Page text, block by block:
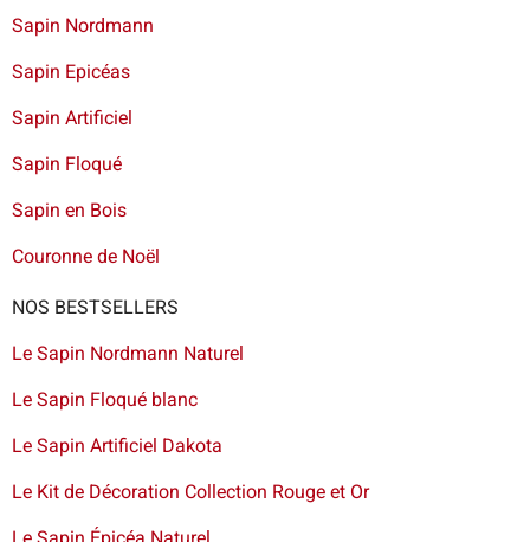
Sapin Nordmann
Sapin Epicéas
Sapin Artificiel
Sapin Floqué
Sapin en Bois
Couronne de Noël
NOS BESTSELLERS
Le Sapin Nordmann Naturel
Le Sapin Floqué blanc
Le Sapin Artificiel Dakota
Le Kit de Décoration Collection Rouge et Or